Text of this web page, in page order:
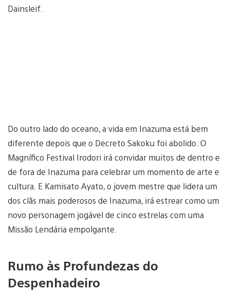
Dainsleif.
Do outro lado do oceano, a vida em Inazuma está bem
diferente depois que o Decreto Sakoku foi abolido. O
Magnífico Festival Irodori irá convidar muitos de dentro e
de fora de Inazuma para celebrar um momento de arte e
cultura. E Kamisato Ayato, o jovem mestre que lidera um
dos clãs mais poderosos de Inazuma, irá estrear como um
novo personagem jogável de cinco estrelas com uma
Missão Lendária empolgante.
Rumo às Profundezas do
Despenhadeiro